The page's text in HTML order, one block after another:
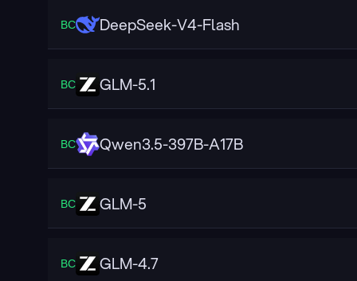
ВС DeepSeek-V4-Flash
ВС GLM-5.1
ВС Qwen3.5-397B-A17B
ВС GLM-5
ВС GLM-4.7